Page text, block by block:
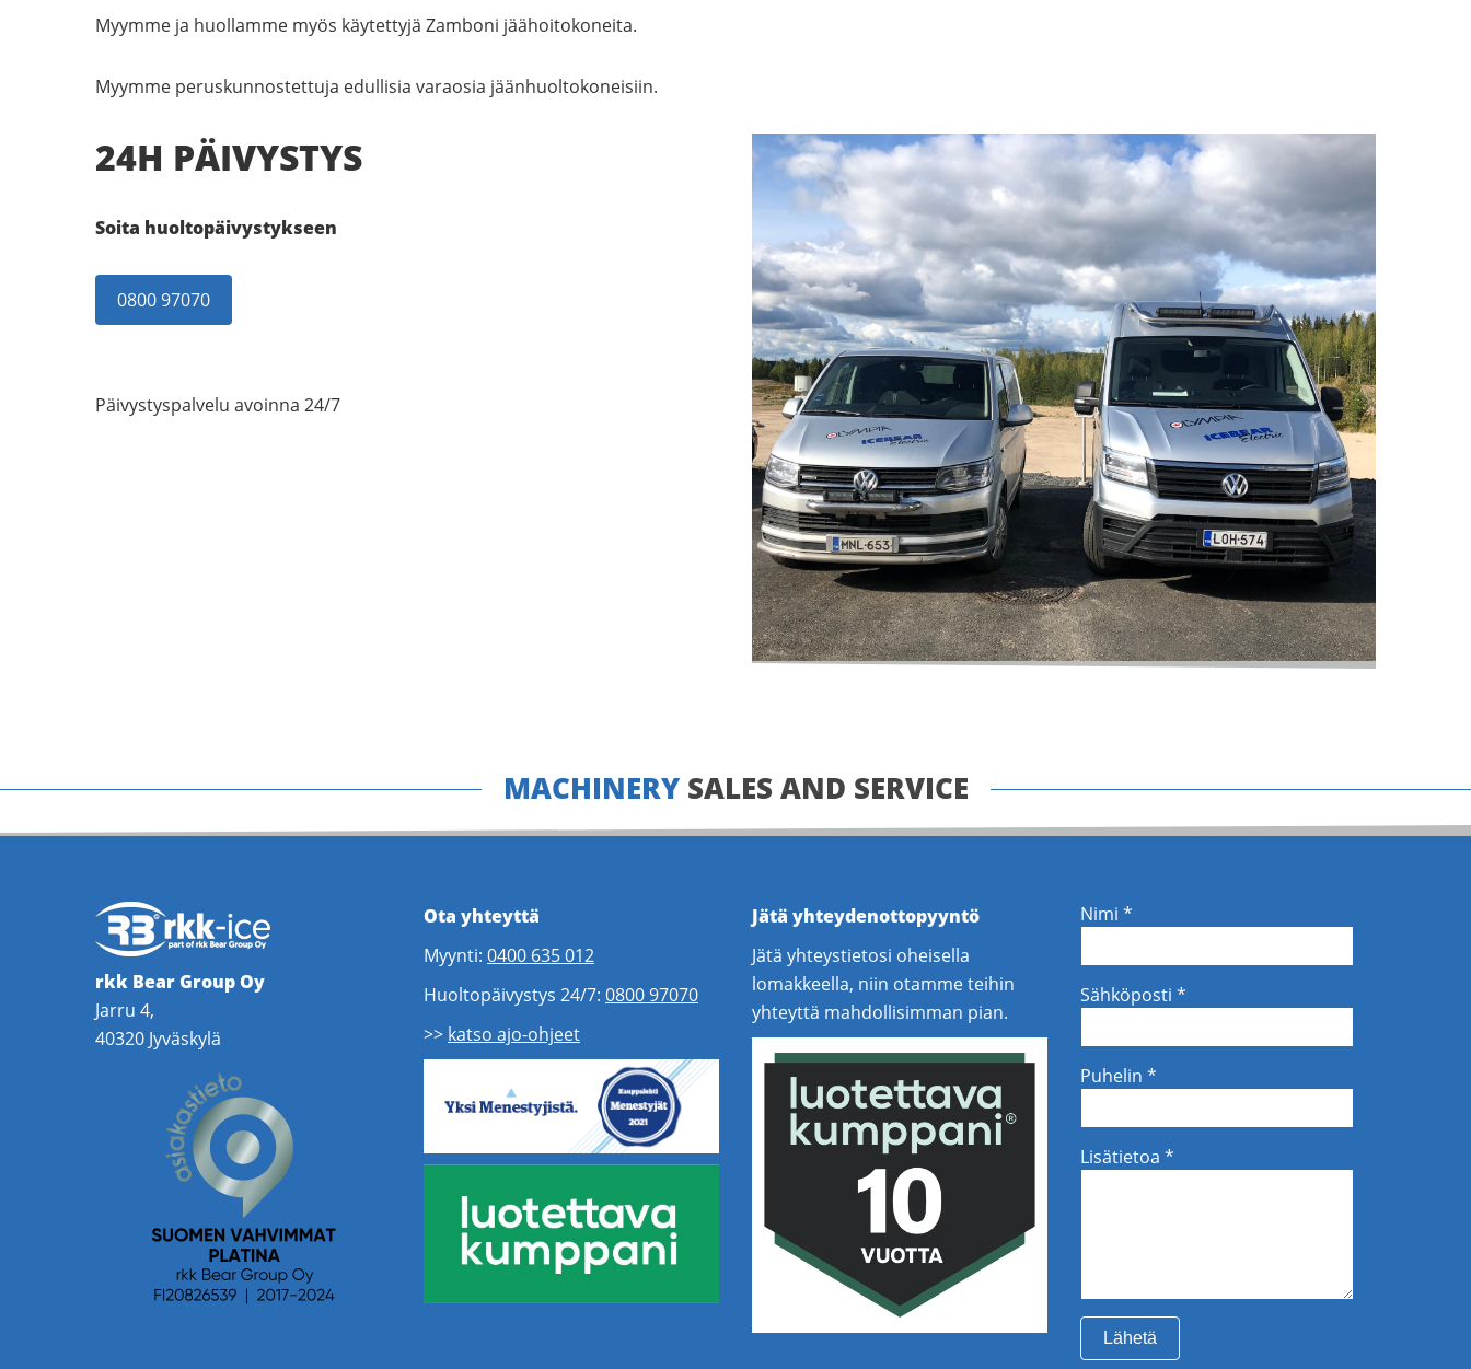
Myymme ja huollamme myös käytettyjä Zamboni jäähoitokoneita.
Myymme peruskunnostettuja edullisia varaosia jäänhuoltokoneisiin.
24H PÄIVYSTYS
Soita huoltopäivystykseen
0800 97070
Päivystyspalvelu avoinna 24/7
MACHINERYSALES AND SERVICE
rkk Bear Group Oy
Jarru 4,
40320 Jyväskylä
Ota yhteyttä
Myynti: 0400 635 012
Huoltopäivystys 24/7: 0800 97070
>> katso ajo-ohjeet
Jätä yhteydenottopyyntö
Jätä yhteystietosi oheisella
lomakkeella, niin otamme teihin
yhteyttä mahdollisimman pian.
Nimi *
Sähköposti *
Puhelin *
Lisätietoa *
Lähetä